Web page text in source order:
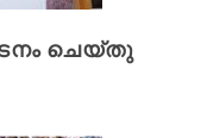
ചെയ്തു